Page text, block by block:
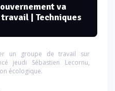
va
| Techniques
un groupe de travail sur
jeudi Sébastien Lecornu,
écologique.